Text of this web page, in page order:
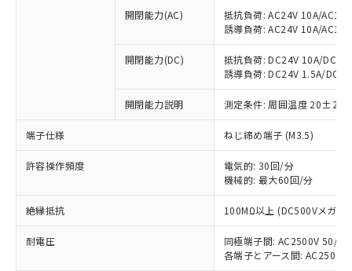
開閉能力(AC)
抵抗負荷: AC24V 10A/
誘導負荷: AC24V 10A/
開閉能力(DC)
抵抗負荷: DC24V 10A/
誘導負荷: DC24V 1.5A/
開閉能力説明 測定条件: 周囲温度 20±2℃
端子仕様 ねじ締め端子 (M3.5)
許容操作頻度
電気的: 30回/分
機械的: 最大60回/分
絶縁抵抗 100MΩ以上 (DC500Vメガ)
耐電圧
同極端子間: AC2500V 50/
各端子とアース間:
以下の条件をお読みいただき、同意のうえ
本サービスは、当社制御機器事業取扱
商品の当社在庫状況および標準価格
(税抜)を提供させていただくもので
当社制御機器事業取扱商品の中には、
記載している更新日時点での社内デー
タに基づき作成されるものであり、閲
覧された時点での実際の在庫および標
準価格とは異なる場合があることをご
対応予定なし：EU RoHS指令（10物質）の
非含有に非対応の商品で、対応品を出す予
調査・確認中：EU RoHS指令（10物質）の
非含有の対応状況を調査中または確認中の
非該当品：ライセンス料など無形物で、有
害物質有無と関係のない商品です。
仕入先様の事情により、非含有部品として
いたものが、含有品と判明した場合などや
むを得ず変更することがあります。
*EU RoHS指令（10物質）：
鉛(Pb) 1000ppm以下、 水銀(Hg) 1000ppm以下、 カド
六価クロム(Cr(Ⅵ)) 1000ppm以下、ポリ臭化ビフェニル
類(PBB) 1000ppm以下、ポリ臭化ジフェニルエーテル類
「○」：最大均質材料含有率が中国RoHSの
基準値以下であることを示します。
「×」：最大均質材料含有率が中国RoHSの
基準値を超えていることを示します。
「－」：未確認です。当社販売部門へお問
*中国RoHS10物質の基準値 (GB/T26572)：
Pb(鉛) :1000ppm、 Hg(水銀) : 1000ppm、 Cd(カドミウ
Cr(Ⅵ)(六価クロム) : 1000ppm、 PBBs(ポリ臭化ビフェ
当社は、これら貴社製品のうち、外国
為替および外国貿易法に定める商品
または国外への提供する場合は、日本
国政府の輸出許可(または役務取引許
可)を取得するなどの必要な手続きを